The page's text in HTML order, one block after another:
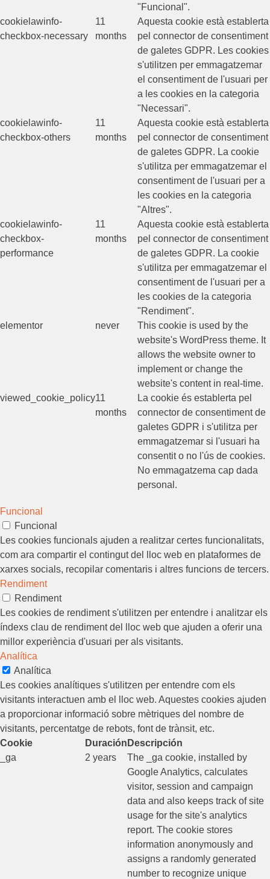
"Funcional".
cookielawinfo-
checkbox-necessary
11
months
Aquesta cookie està establerta
pel connector de consentiment
de galetes GDPR. Les cookies
s'utilitzen per emmagatzemar
el consentiment de l'usuari per
a les cookies en la categoria
"Necessari".
cookielawinfo-
checkbox-others
11
months
Aquesta cookie està establerta
pel connector de consentiment
de galetes GDPR. La cookie
s'utilitza per emmagatzemar el
consentiment de l'usuari per a
les cookies en la categoria
"Altres".
cookielawinfo-
checkbox-
performance
11
months
Aquesta cookie està establerta
pel connector de consentiment
de galetes GDPR. La cookie
s'utilitza per emmagatzemar el
consentiment de l'usuari per a
les cookies de la categoria
"Rendiment".
elementor
never
This cookie is used by the
website's WordPress theme. It
allows the website owner to
implement or change the
website's content in real-time.
viewed_cookie_policy11
months
La cookie és establerta pel
connector de consentiment de
galetes GDPR i s'utilitza per
emmagatzemar si l'usuari ha
consentit o no l'ús de cookies.
No emmagatzema cap dada
personal.
Funcional
Funcional
Les cookies funcionals ajuden a realitzar certes funcionalitats,
com ara compartir el contingut del lloc web en plataformes de
xarxes socials, recopilar comentaris i altres funcions de tercers.
Rendiment
Rendiment
Les cookies de rendiment s'utilitzen per entendre i analitzar els
índexs clau de rendiment del lloc web que ajuden a oferir una
millor experiència d'usuari per als visitants.
Analítica
Analítica
Les cookies analítiques s'utilitzen per entendre com els
visitants interactuen amb el lloc web. Aquestes cookies ajuden
a proporcionar informació sobre mètriques del nombre de
visitants, percentatge de rebots, font de trànsit, etc.
Cookie
Duración Descripción
_ga
2 years
The _ga cookie, installed by
Google Analytics, calculates
visitor, session and campaign
data and also keeps track of site
usage for the site's analytics
report. The cookie stores
information anonymously and
assigns a randomly generated
number to recognize unique